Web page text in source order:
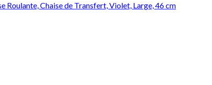
Roulante, Chaise de Transfert, Violet, Large, 46 cm